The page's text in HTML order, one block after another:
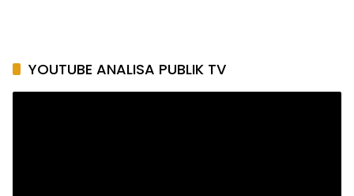
YOUTUBE ANALISA PUBLIK TV